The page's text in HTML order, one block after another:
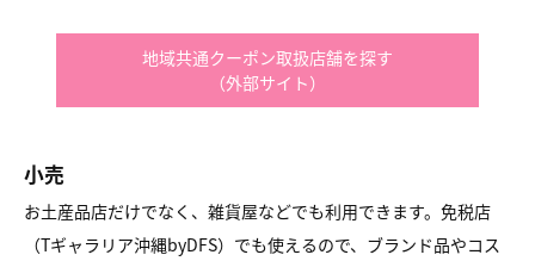
地域共通クーポン取扱店舗を探す
（外部サイト）
小売
お土産品店だけでなく、雑貨屋などでも利用できます。免税店
（Tギャラリア沖縄byDFS）でも使えるので、ブランド品やコス